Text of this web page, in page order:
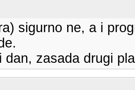
sigurno ne, a i
dan, zasada drugi